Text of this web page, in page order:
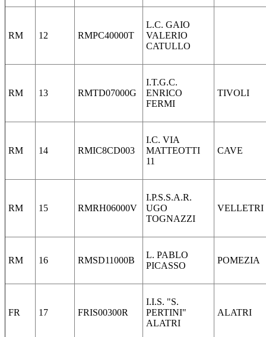
RM 12 RMPC40000T
L.C. GAIO
VALERIO
CATULLO
RM 13 RMTD07000G
I.T.G.C.
ENRICO
FERMI
TIVOLI
RM 14 RMIC8CD003
I.C. VIA
MATTEOTTI
11
CAVE
RM 15 RMRH06000V
I.P.S.S.A.R.
UGO
TOGNAZZI
VELLETRI
RM 16 RMSD11000B
L. PABLO
PICASSO
POMEZIA
FR 17 FRIS00300R
I.I.S. "S.
PERTINI"
ALATRI
ALATRI